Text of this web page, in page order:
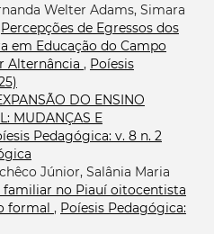
Welter Adams, Simara
Percepções de Egressos dos
em Educação do Campo
Alternância , Poíesis
DO ENSINO
MUDANÇAS E
Pedagógica: v. 8 n. 2
Júnior, Salânia Maria
familiar no Piauí oitocentista
formal , Poíesis Pedagógica: